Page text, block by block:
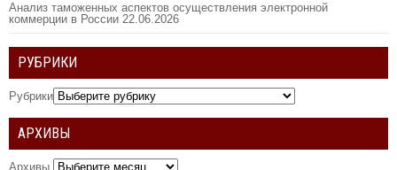
Анализ таможенных аспектов осуществления электронной
коммерции в России 22.06.2026
РУБРИКИ
Рубрики
АРХИВЫ
Архивы